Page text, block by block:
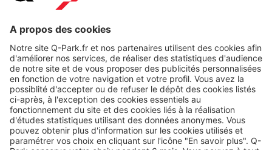
A propos
Nos produits